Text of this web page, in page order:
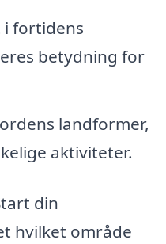
i fortidens
betydning for
landformer,
aktiviteter.
din
hvilket område